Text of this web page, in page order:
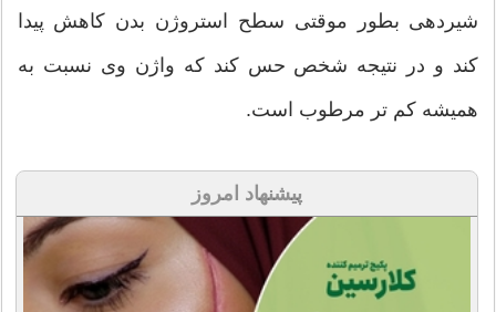
شیردهی بطور موقتی سطح استروژن بدن کاهش پیدا
کند و در نتیجه شخص حس کند که واژن وی نسبت به
همیشه کم تر مرطوب است.
پیشنهاد امروز